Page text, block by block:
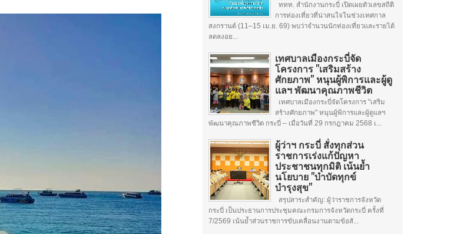
ททท. สำนักงานกระบี่ เปิดเผยตัวเลขสถิติ
การท่องเที่ยวที่น่าสนใจในช่วงเทศกาล
สงกรานต์ (11–15 เม.ย. 69) พบว่าจำนวนนักท่องเที่ยวและรายได้
ลดลงอย...
เทศบาลเมืองกระบี่จัด
โครงการ "เสริมสร้าง
ศักยภาพ" หนุนผู้พิการและผู้ดู
แลฯ พัฒนาคุณภาพชีวิต
เทศบาลเมืองกระบี่จัดโครงการ "เสริม
สร้างศักยภาพ" หนุนผู้พิการและผู้ดูแลฯ
พัฒนาคุณภาพชีวิต กระบี่ – เมื่อวันที่ 29 กรกฎาคม 2568 เ...
ผู้ว่าฯ กระบี่ สั่งทุกส่วน
ราชการเร่งแก้ปัญหา
ประชาชนทุกมิติ เน้นย้ำ
นโยบาย "บำบัดทุกข์
บำรุงสุข"
สรุปสาระสำคัญ: ผู้ว่าราชการจังหวัด
กระบี่ เป็นประธานการประชุมคณะกรมการจังหวัดกระบี่ ครั้งที่
7/2569 เน้นย้ำส่วนราชการขับเคลื่อนงานตามข้อสั...